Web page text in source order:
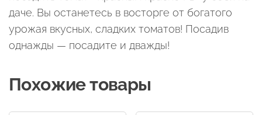
даче. Вы останетесь в восторге от богатого
урожая вкусных, сладких томатов! Посадив
однажды — посадите и дважды!
Похожие товары